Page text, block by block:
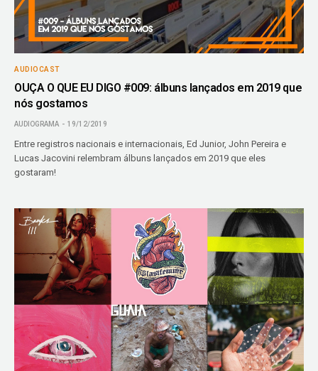
AUDIOCAST
OUÇA O QUE EU DIGO #009: álbuns lançados em 2019 que
nós gostamos
AUDIOGRAMA 19/12/2019
Entre registros nacionais e internacionais, Ed Junior, John Pereira e
Lucas Jacovini relembram álbuns lançados em 2019 que eles
gostaram!